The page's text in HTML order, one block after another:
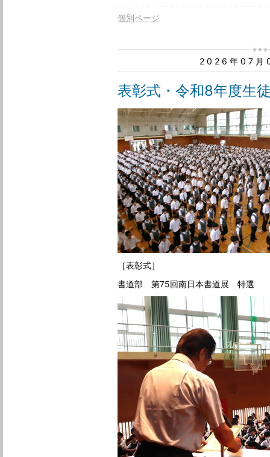
個別ページ
2026年07月
表彰式・令和8年度生
［表彰式］
書道部 第75回南日本書道展 特選